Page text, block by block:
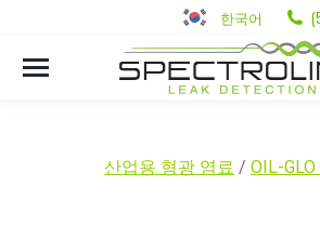
한국어
산업용 형광 염료 / OIL-